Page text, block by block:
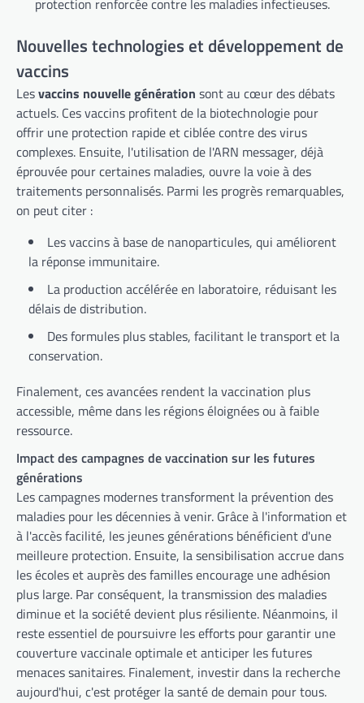
protection renforcée contre les maladies infectieuses.
Nouvelles technologies et développement de
vaccins
Lesvaccins nouvelle génération sont au cœur des débats
actuels. Ces vaccins profitent de la biotechnologie pour
offrir une protection rapide et ciblée contre des virus
complexes. Ensuite, l'utilisation de l'ARN messager, déjà
éprouvée pour certaines maladies, ouvre la voie à des
traitements personnalisés. Parmi les progrès remarquables,
on peut citer :
Les vaccins à base de nanoparticules, qui améliorent
la réponse immunitaire.
La production accélérée en laboratoire, réduisant les
délais de distribution.
Des formules plus stables, facilitant le transport et la
conservation.
Finalement, ces avancées rendent la vaccination plus
accessible, même dans les régions éloignées ou à faible
ressource.
Impact des campagnes de vaccination sur les futures
générations
Les campagnes modernes transforment la prévention des
maladies pour les décennies à venir. Grâce à l'information et
à l'accès facilité, les jeunes générations bénéficient d'une
meilleure protection. Ensuite, la sensibilisation accrue dans
les écoles et auprès des familles encourage une adhésion
plus large. Par conséquent, la transmission des maladies
diminue et la société devient plus résiliente. Néanmoins, il
reste essentiel de poursuivre les efforts pour garantir une
couverture vaccinale optimale et anticiper les futures
menaces sanitaires. Finalement, investir dans la recherche
aujourd'hui, c'est protéger la santé de demain pour tous.